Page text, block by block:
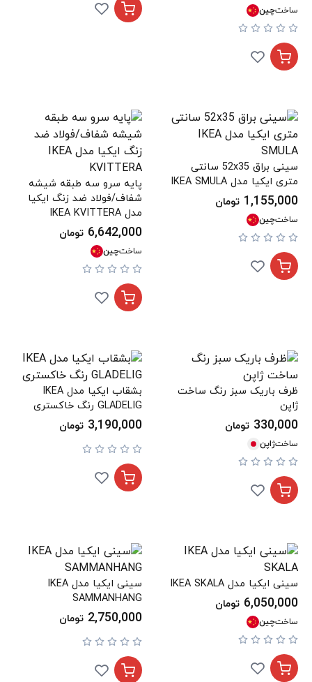
ساختچین
سینی براق 52x35 سانتی
متری ایکیا مدل IKEA SMULA
1,155,000 تومان
ساختچین
پایه سرو سه طبقه شیشه
شفاف/فولاد ضد زنگ ایکیا
مدل IKEA KVITTERA
6,642,000 تومان
ساختچین
ظرف باریک سبز رنگ ساخت
ژاپن
330,000 تومان
ساختژاپن
بشقاب ایکیا مدل IKEA
GLADELIG رنگ خاکستری
3,190,000 تومان
سینی ایکیا مدل IKEA SKALA
6,050,000 تومان
ساختچین
سینی ایکیا مدل IKEA
SAMMANHANG
2,750,000 تومان